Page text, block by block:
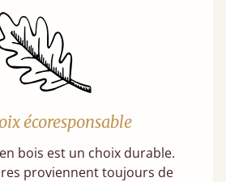
écoresponsable
bois est un choix durable.
proviennent toujours de